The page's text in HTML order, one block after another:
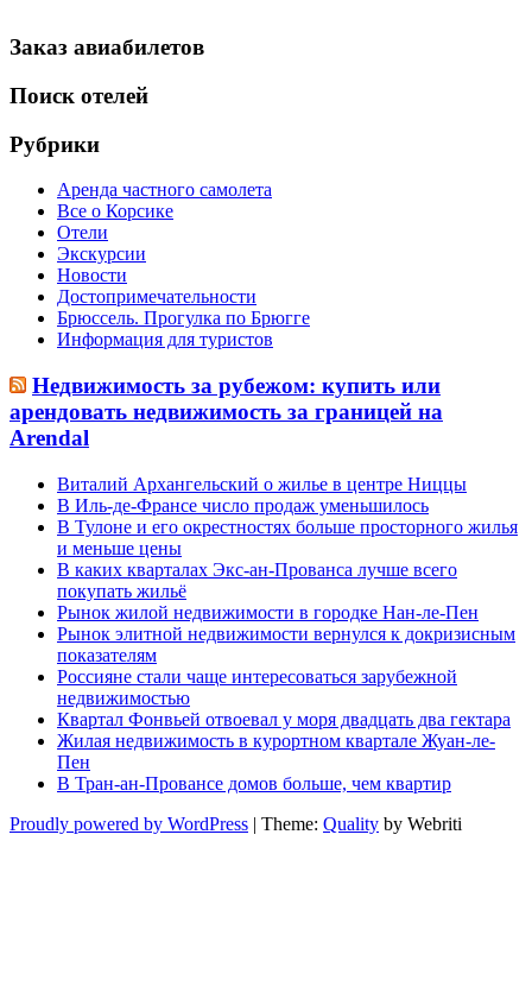
Заказ авиабилетов
Поиск отелей
Рубрики
Аренда частного самолета
Все о Корсике
Отели
Экскурсии
Новости
Достопримечательности
Брюссель. Прогулка по Брюгге
Информация для туристов
Недвижимость за рубежом: купить или
арендовать недвижимость за границей на
Arendal
Виталий Архангельский о жилье в центре Ниццы
В Иль-де-Франсе число продаж уменьшилось
В Тулоне и его окрестностях больше просторного жилья
и меньше цены
В каких кварталах Экс-ан-Прованса лучше всего
покупать жильё
Рынок жилой недвижимости в городке Нан-ле-Пен
Рынок элитной недвижимости вернулся к докризисным
показателям
Россияне стали чаще интересоваться зарубежной
недвижимостью
Квартал Фонвьей отвоевал у моря двадцать два гектара
Жилая недвижимость в курортном квартале Жуан-ле-
Пен
В Тран-ан-Провансе домов больше, чем квартир
Proudly powered by WordPress | Theme: Quality by Webriti